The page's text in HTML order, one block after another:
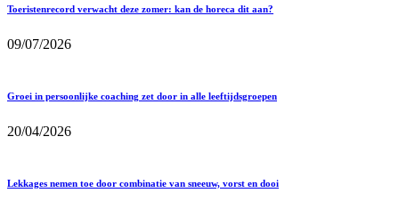
Toeristenrecord verwacht deze zomer: kan de horeca dit aan?
09/07/2026
Groei in persoonlijke coaching zet door in alle leeftijdsgroepen
20/04/2026
Lekkages nemen toe door combinatie van sneeuw, vorst en dooi